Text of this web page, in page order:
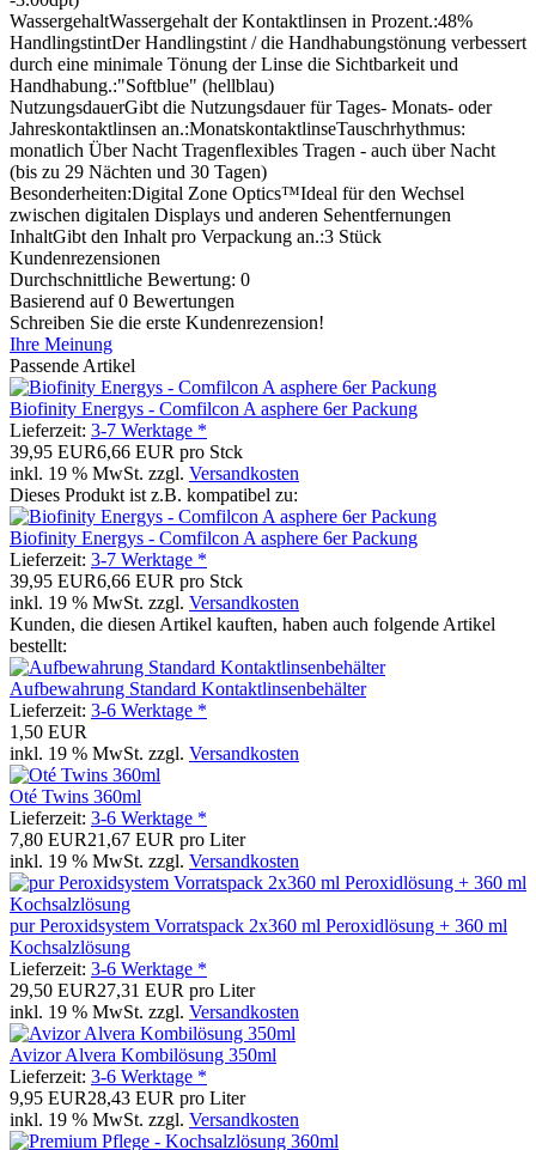
WassergehaltWassergehalt der Kontaktlinsen in Prozent.:48%
HandlingstintDer Handlingstint / die Handhabungstönung verbessert
durch eine minimale Tönung der Linse die Sichtbarkeit und
Handhabung.:"Softblue" (hellblau)
NutzungsdauerGibt die Nutzungsdauer für Tages- Monats- oder
Jahreskontaktlinsen an.:MonatskontaktlinseTauschrhythmus:
monatlich Über Nacht Tragenflexibles Tragen - auch über Nacht
(bis zu 29 Nächten und 30 Tagen)
Besonderheiten:Digital Zone Optics™Ideal für den Wechsel
zwischen digitalen Displays und anderen Sehentfernungen
InhaltGibt den Inhalt pro Verpackung an.:3 Stück
Kundenrezensionen
Durchschnittliche Bewertung: 0
Basierend auf 0 Bewertungen
Schreiben Sie die erste Kundenrezension!
Ihre Meinung
Passende Artikel
Biofinity Energys - Comfilcon A asphere 6er Packung
Lieferzeit: 3-7 Werktage *
39,95 EUR6,66 EUR pro Stck
inkl. 19 % MwSt. zzgl. Versandkosten
Dieses Produkt ist z.B. kompatibel zu:
Biofinity Energys - Comfilcon A asphere 6er Packung
Lieferzeit: 3-7 Werktage *
39,95 EUR6,66 EUR pro Stck
inkl. 19 % MwSt. zzgl. Versandkosten
Kunden, die diesen Artikel kauften, haben auch folgende Artikel
bestellt:
Aufbewahrung Standard Kontaktlinsenbehälter
Lieferzeit: 3-6 Werktage *
1,50 EUR
inkl. 19 % MwSt. zzgl. Versandkosten
Oté Twins 360ml
Lieferzeit: 3-6 Werktage *
7,80 EUR21,67 EUR pro Liter
inkl. 19 % MwSt. zzgl. Versandkosten
pur Peroxidsystem Vorratspack 2x360 ml Peroxidlösung + 360 ml
Kochsalzlösung
Lieferzeit: 3-6 Werktage *
29,50 EUR27,31 EUR pro Liter
inkl. 19 % MwSt. zzgl. Versandkosten
Avizor Alvera Kombilösung 350ml
Lieferzeit: 3-6 Werktage *
9,95 EUR28,43 EUR pro Liter
inkl. 19 % MwSt. zzgl. Versandkosten